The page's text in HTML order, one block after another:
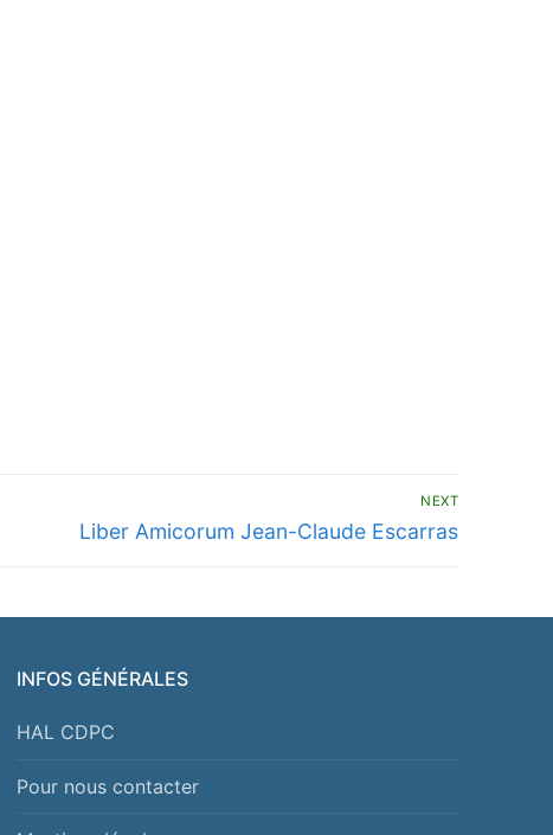
NEXT
Next
Liber Amicorum Jean-Claude Escarras
INFOS GÉNÉRALES
HAL CDPC
Pour nous contacter